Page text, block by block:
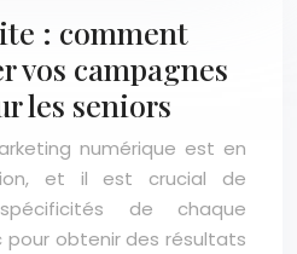
: comment
vos campagnes
les seniors
numérique est en
et il est crucial de
de chaque
pour obtenir des résultats